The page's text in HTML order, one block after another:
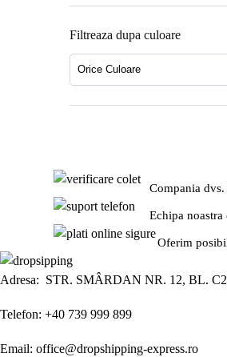
Filtreaza dupa culoare
Compania
Echipa noastra
Oferim
Adresa: STR. SMÂRDAN NR. 12, BL.
Telefon: +40 739 999 899
Email: office@dropshipping-express.ro